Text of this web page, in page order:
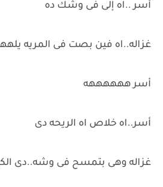
أسر ..اه إلى فى وشك ده
غزاله..اه فين بصت فى المريه
أسر ههههههه
أسر..اه خلاص اه الريحه دى
غزاله وهى بتمسح فى وشه..دى